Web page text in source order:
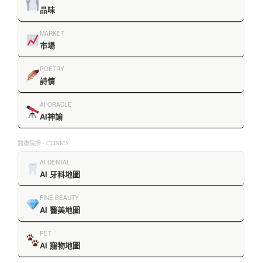
品味
MARKET
市場
POETRY
詩情
AI ORACLE
AI神諭
醫療院所 · CLINICS
AI DENTAL
AI 牙科地圖
FINE BEAUTY
AI 醫美地圖
PET
AI 寵物地圖